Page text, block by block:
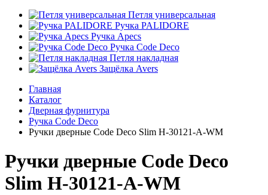
Петля универсальная
Ручка PALIDORE
Ручка Apecs
Ручка Code Deco
Петля накладная
Защёлка Avers
Главная
Каталог
Дверная фурнитура
Ручка Code Deco
Ручки дверные Code Deco Slim H-30121-A-WM
Ручки дверные Code Deco
Slim H-30121-A-WM